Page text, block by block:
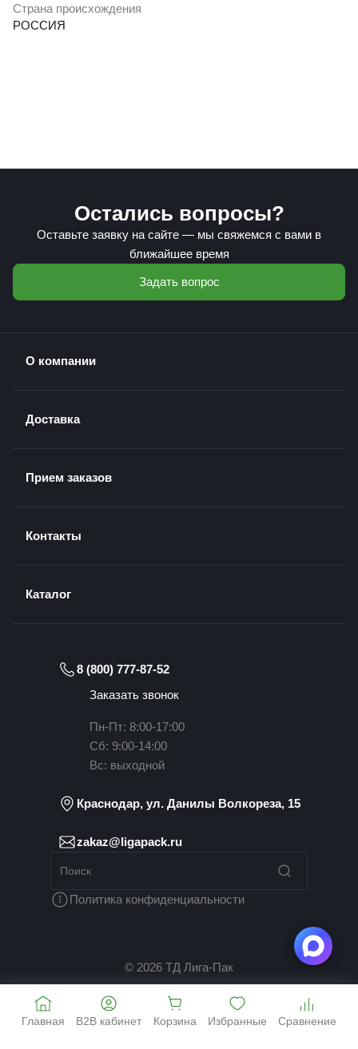
Страна происхождения
РОССИЯ
Остались вопросы?
Оставьте заявку на сайте — мы свяжемся с вами в
ближайшее время
Задать вопрос
О компании
Доставка
Прием заказов
Контакты
Каталог
8 (800) 777-87-52
Заказать звонок
Пн-Пт: 8:00-17:00
Сб: 9:00-14:00
Вс: выходной
Краснодар, ул. Данилы Волкореза, 15
zakaz@ligapack.ru
Политика конфиденциальности
© 2026 ТД Лига-Пак
Главная B2B кабинет Корзина Избранные Сравнение